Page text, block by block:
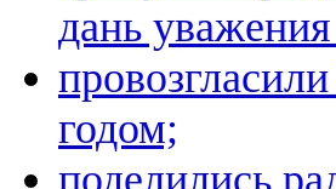
дань
годом;